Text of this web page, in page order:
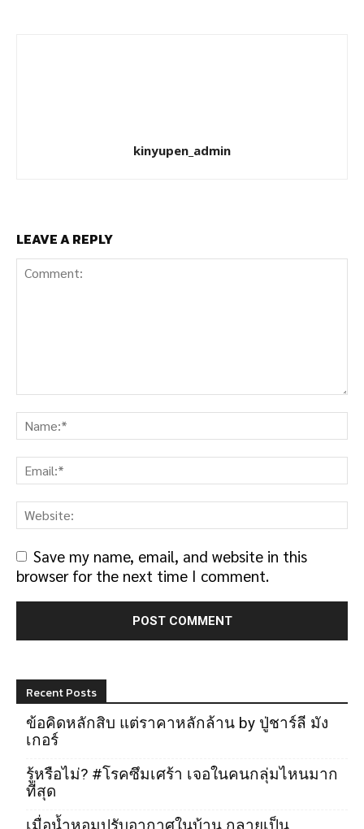
kinyupen_admin
LEAVE A REPLY
Save my name, email, and website in this
browser for the next time I comment.
Recent Posts
ข้อคิดหลักสิบ แต่ราคาหลักล้าน by ปู่ชาร์ลี มัง
เกอร์
รู้หรือไม่? #โรคซึมเศร้า เจอในคนกลุ่มไหนมาก
ที่สุด